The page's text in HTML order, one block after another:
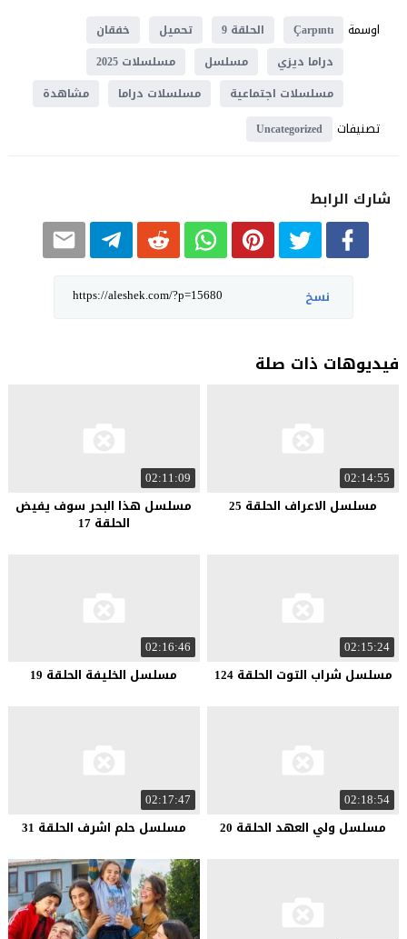
اوسمة
Çarpıntı الحلقة 9 تحميل
خفقان
دراما ديزي
مسلسل
مسلسلات 2025
مسلسلات اجتماعية
مسلسلات دراما مشاهدة
تصنيفات Uncategorized
شارك الرابط
نسخ
فيديوهات ذات صلة
02:14:55
مسلسل الاعراف الحلقة 25
02:11:09
مسلسل هذا البحر سوف يفيض
الحلقة 17
02:15:24
مسلسل شراب التوت الحلقة 124
02:16:46
مسلسل الخليفة الحلقة 19
02:18:54
مسلسل ولي العهد الحلقة 20
02:17:47
مسلسل حلم اشرف الحلقة 31